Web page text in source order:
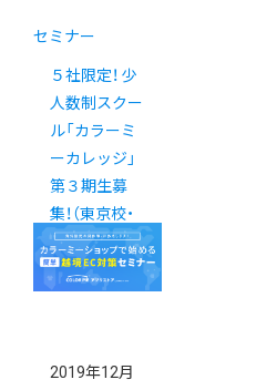
セミナー
５社限定！ 少
人数制スクー
ル「カラーミ
ーカレッジ」
第３期生募
集！（東京校・
大阪校）
2019年12月